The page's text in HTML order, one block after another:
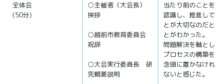
全体会
(50分)
○主催者（大会長）
挨拶
○越前市教育委員会
祝辞
○大会実行委員長 研
究概要説明
当たり前のことを
認識し、推進して
とが大切なのだと
とがわかった。
問題解決を軸とし
プロセスの構築を
念頭に置かなけれ
ないと感じた。